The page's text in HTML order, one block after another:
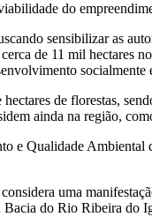
do
sensibilizar as
de 11 mil hectares
de florestas,
ainda na região,
e Qualidade
uma
do Rio Ribeira do